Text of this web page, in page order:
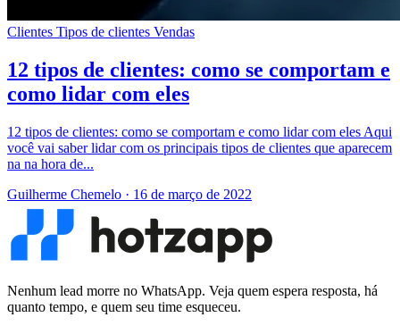
Clientes Tipos de clientes Vendas
12 tipos de clientes: como se comportam e
como lidar com eles
12 tipos de clientes: como se comportam e como lidar com eles Aqui
você vai saber lidar com os principais tipos de clientes que aparecem
na na hora de...
Guilherme Chemelo · 16 de março de 2022
Nenhum lead morre no WhatsApp. Veja quem espera resposta, há
quanto tempo, e quem seu time esqueceu.